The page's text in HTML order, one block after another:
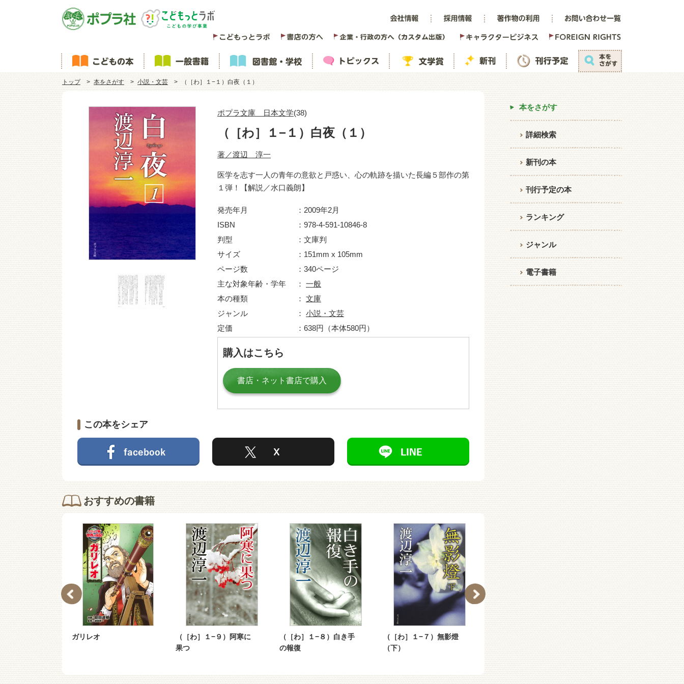
トップ 本をさがす 小説・文芸 （［わ］１−１）白夜（１）
ポプラ文庫 日本文学(38)
（［わ］１−１）白夜（１）
著／渡辺 淳一
医学を志す一人の青年の意欲と戸惑い、心の軌跡を描いた長編５部作の第
１弾！【解説／水口義朗】
発売年月
2009年2月
ISBN
978-4-591-10846-8
判型
文庫判
サイズ
151mm x 105mm
ページ数
340ページ
主な対象年齢・学年
一般
本の種類
文庫
ジャンル
小説・文芸
定価
638円（本体580円）
購入はこちら
書店・ネット書店で購入
この本をシェア
おすすめの書籍
ガリレオ
（［わ］１−９）阿寒に
果つ
（［わ］１−８）白き手
の報復
（［わ］１−７）無影燈
（下）
本をさがす
詳細検索
新刊の本
刊行予定の本
ランキング
ジャンル
電子書籍